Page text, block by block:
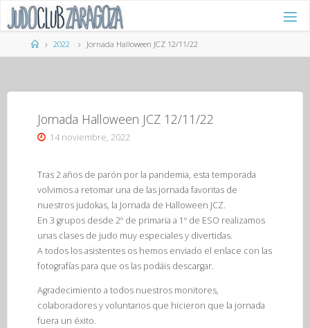
Saltar
contenidoPágina
de
2022 Jornada Halloween JCZ 12/11/22
Jornada Halloween JCZ 12/11/22
14 noviembre, 2022
Tras 2 años de parón por la pandemia, esta temporada
volvimos a retomar una de las jornada favoritas de
nuestros judokas, la Jornada de Halloween JCZ.
En 3 grupos desde 2º de primaria a 1º de ESO realizamos
unas clases de judo muy especiales y divertidas.
A todos los asistentes os hemos enviado el enlace con las
fotografías para que os las podáis descargar.
Agradecimiento a todos nuestros monitores,
colaboradores y voluntarios que hicieron que la jornada
fuera un éxito.